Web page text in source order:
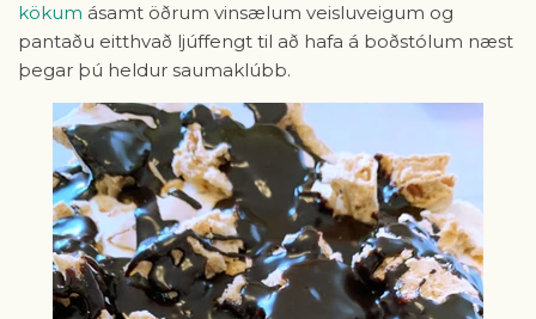
kökum ásamt öðrum vinsælum veisluveigum og
pantaðu eitthvað ljúffengt til að hafa á boðstólum næst
þegar þú heldur saumaklúbb.